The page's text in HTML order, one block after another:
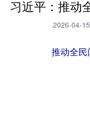
学习进行时 高
财经
思客
习近平：推动
2026-04-
推动全民